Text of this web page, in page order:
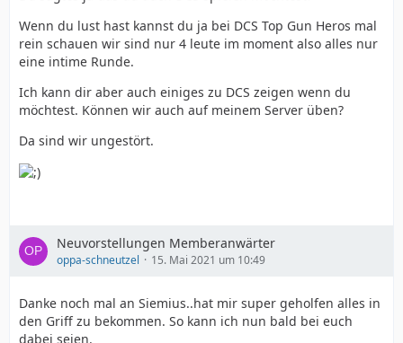
Wenn du lust hast kannst du ja bei DCS Top Gun Heros mal
rein schauen wir sind nur 4 leute im moment also alles nur
eine intime Runde.
Ich kann dir aber auch einiges zu DCS zeigen wenn du
möchtest. Können wir auch auf meinem Server üben?
Da sind wir ungestört.
Neuvorstellungen Memberanwärter
oppa-schneutzel 15. Mai 2021 um 10:49
Danke noch mal an Siemius..hat mir super geholfen alles in
den Griff zu bekommen. So kann ich nun bald bei euch
dabei seien.